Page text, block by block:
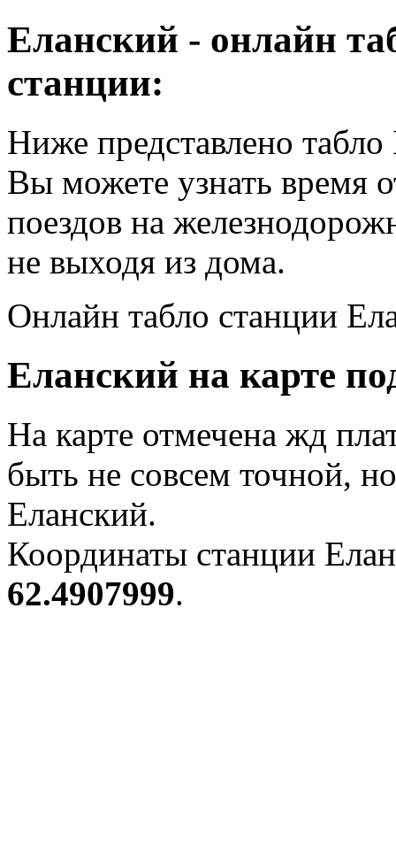
Еланский - онлайн
станции:
Ниже представлено
Вы можете узнать время
поездов на
не выходя из дома.
Онлайн табло станции
Еланский на карте
На карте отмечена жд
быть не совсем точной,
Еланский.
Координаты станции
62.4907999.